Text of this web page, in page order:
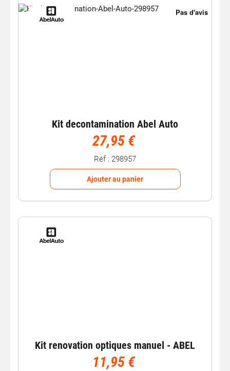
Kit decontamination Abel Auto
27,95 €
Réf : 298957
Ajouter au panier
Kit renovation optiques manuel - ABEL
11,95 €